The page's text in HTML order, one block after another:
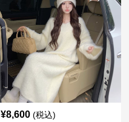
¥8,600 (税込)